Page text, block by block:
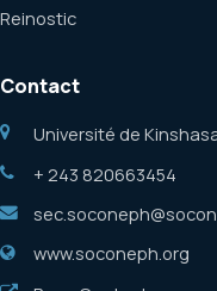
Reinostic
Contact
Université de
+ 243 820663454
www.soconeph.org